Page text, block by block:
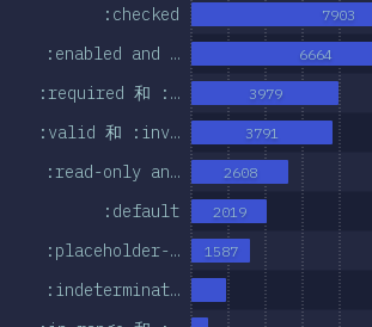
:indeterminat…
:placeholder-…
:default
:read-only an…
:valid 和 :inv…
:required 和 :…
:enabled and …
:checked
1587
2019
2608
3791
3979
6664
7903